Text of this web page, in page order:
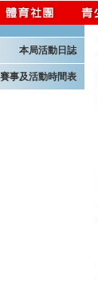
本局活動日誌
事及活動時間表